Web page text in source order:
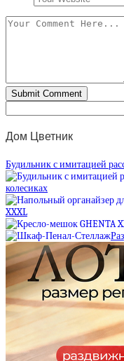
Дом Цветник
Будильник с имитацией
колесиках
XXXL